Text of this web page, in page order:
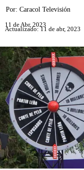
Por: Caracol Televisión
11 de Abr, 2023
Actualizado: 11 de abr, 2023